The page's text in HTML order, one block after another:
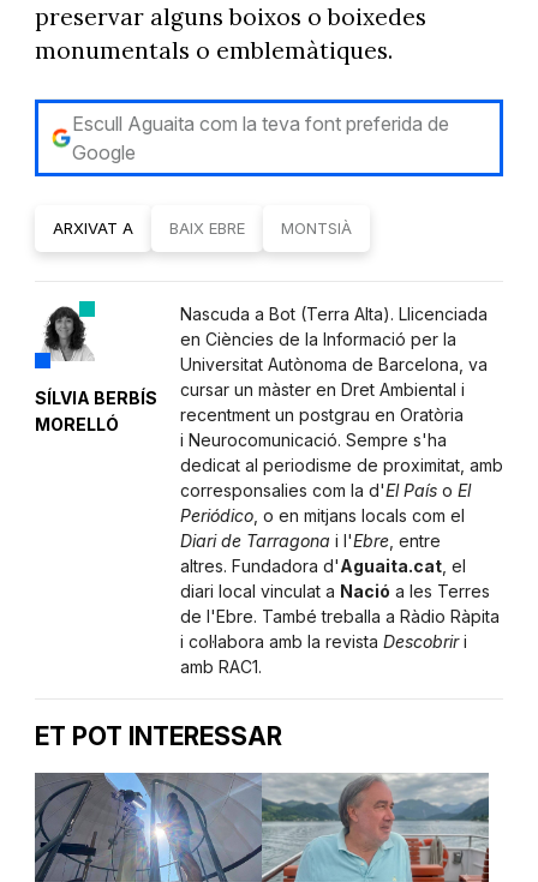
preservar alguns boixos o boixedes
monumentals o emblemàtiques.
Escull Aguaita com la teva font preferida de
Google
ARXIVAT A BAIX EBRE MONTSIÀ
SÍLVIA BERBÍS
MORELLÓ
Nascuda a Bot (Terra Alta). Llicenciada
en Ciències de la Informació per la
Universitat Autònoma de Barcelona, va
cursar un màster en Dret Ambiental i
recentment un postgrau en Oratòria
i Neurocomunicació. Sempre s'ha
dedicat al periodisme de proximitat, amb
corresponsalies com la d'El Paíso El
Periódico, o en mitjans locals com el
Diari de Tarragona i l'Ebre, entre
altres. Fundadora d'Aguaita.cat, el
diari local vinculat a Nació a les Terres
de l'Ebre. També treballa a Ràdio Ràpita
i col·labora amb la revista Descobriri
amb RAC1.
ET POT INTERESSAR